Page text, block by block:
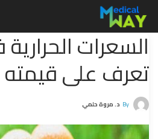
السعرات
تعرف على قيمته
By د. مروة حلمي